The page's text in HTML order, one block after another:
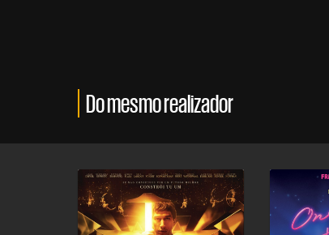
Do mesmo realizador